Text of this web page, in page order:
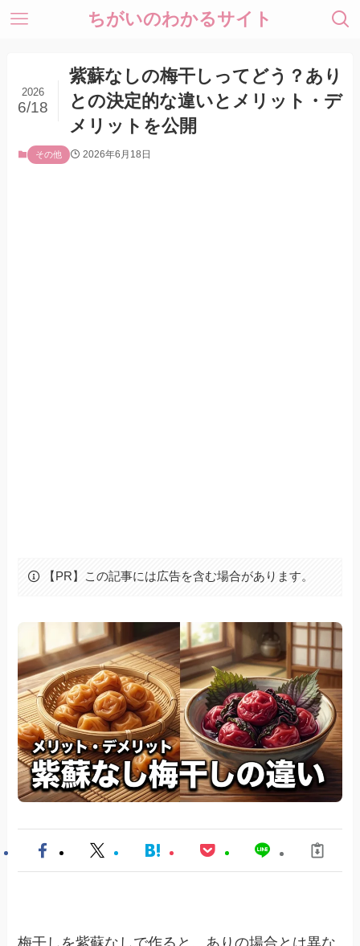
ちがいのわかるサイト
紫蘇なしの梅干しってどう？あり
との決定的な違いとメリット・デ
メリットを公開
2026
6/18
その他 2026年6月18日
【PR】この記事には広告を含む場合があります。
梅干しを紫蘇なしで作ると、ありの場合とは異な